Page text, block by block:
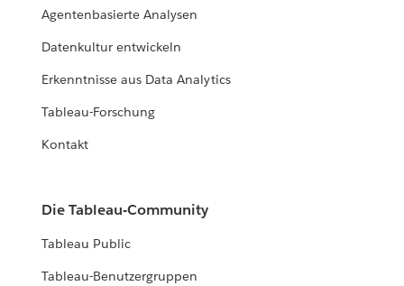
Agentenbasierte Analysen
Datenkultur entwickeln
Erkenntnisse aus Data Analytics
Tableau-Forschung
Kontakt
Die Tableau-Community
Tableau Public
Tableau-Benutzergruppen